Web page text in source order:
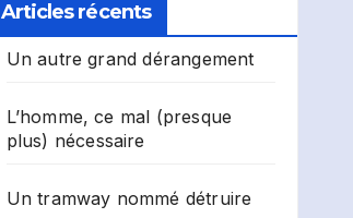
Articles récents
Un autre grand dérangement
L’homme, ce mal (presque
plus) nécessaire
Un tramway nommé détruire